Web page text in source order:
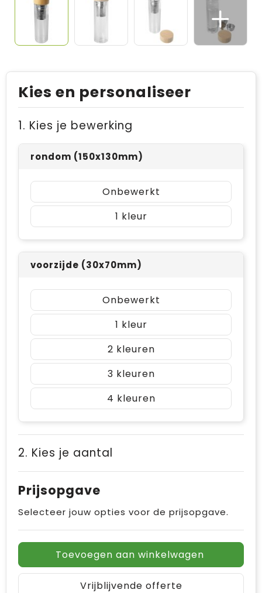
Kies en personaliseer
1. Kies je bewerking
rondom (150x130mm)
Onbewerkt
1
voorzijde (30x70mm)
Onbewerkt
1
2
3
4
2. Kies je aantal
Prijsopgave
Selecteer jouw opties voor de prijsopgave.
Toevoegen aan winkelwagen
Vrijblijvende offerte